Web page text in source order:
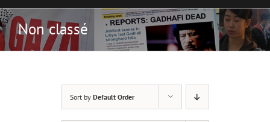
Non classé
Sort by Default Order